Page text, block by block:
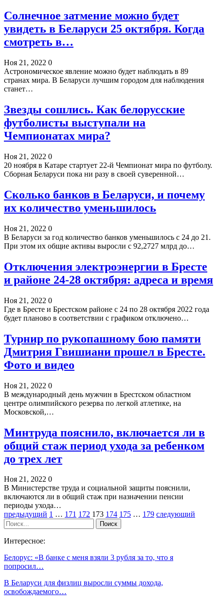
Солнечное затмение можно будет
увидеть в Беларуси 25 октября. Когда
смотреть в…
Ноя 21, 2022 0
Астрономическое явление можно будет наблюдать в 89
странах мира. В Беларуси лучшим городом для наблюдения
станет…
Звезды сошлись. Как белорусские
футболисты выступали на
Чемпионатах мира?
Ноя 21, 2022 0
20 ноября в Катаре стартует 22-й Чемпионат мира по футболу.
Сборная Беларуси пока ни разу в своей суверенной…
Сколько банков в Беларуси, и почему
их количество уменьшилось
Ноя 21, 2022 0
В Беларуси за год количество банков уменьшилось с 24 до 21.
При этом их общие активы выросли с 92,2727 млрд до…
Отключения электроэнергии в Бресте
и районе 24-28 октября: адреса и время
Ноя 21, 2022 0
Где в Бресте и Брестском районе с 24 по 28 октября 2022 года
будет планово в соответствии с графиком отключено…
Турнир по рукопашному бою памяти
Дмитрия Гвишиани прошел в Бресте.
Фото и видео
Ноя 21, 2022 0
В международный день мужчин в Брестском областном
центре олимпийского резерва по легкой атлетике, на
Московской,…
Минтруда пояснило, включается ли в
общий стаж период ухода за ребенком
до трех лет
Ноя 21, 2022 0
В Министерстве труда и социальной защиты пояснили,
включаются ли в общий стаж при назначении пенсии
периоды ухода…
предыдущий 1 … 171 172 173 174 175 … 179 следующий
Интересное:
Белорус: «В банке с меня взяли 3 рубля за то, что я
попросил…
В Беларуси для физлиц выросли суммы дохода,
освобождаемого…